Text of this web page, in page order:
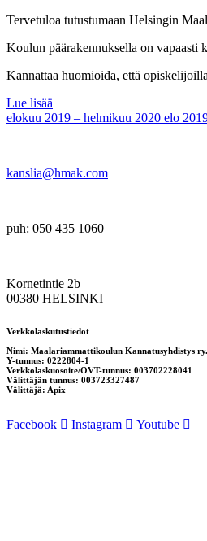
Tervetuloa tutustumaan Helsingin
Koulun päärakennuksella on vapaasti
Kannattaa huomioida, että
Lue lisää
elokuu 2019 – helmikuu 2020 elo
kanslia@hmak.com
puh: 050 435 1060
Kornetintie 2b
00380 HELSINKI
Verkkolaskutustiedot
Nimi: Maalariammattikoulun Kannatusyhdistys ry.
Y-tunnus: 0222804-1
Verkkolaskuosoite/OVT-tunnus: 003702228041
Välittäjän tunnus: 003723327487
Välittäjä: Apix
Facebook Instagram Youtube